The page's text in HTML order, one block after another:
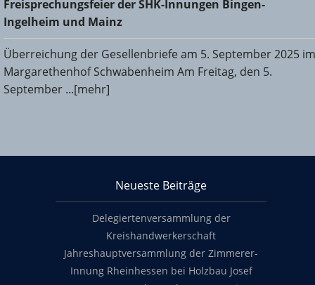
und Mainz
Freisprechungsfeier der SHK-Innungen Bingen-
Ingelheim und Mainz
Überreichung der Gesellenbriefe am 5. September 2025 im
Margarethenhof Schwabenheim Am Freitag, den 5.
September ...[mehr]
Neueste Beiträge
Delegiertenversammlung der
Kreishandwerkerschaft
Jahreshauptversammlung der Zimmerer-
Innung Rheinhessen bei Holzbau Josef